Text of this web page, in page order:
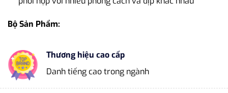
Bộ Sản Phẩm:
Thương hiệu cao cấp
Danh tiếng cao trong ngành